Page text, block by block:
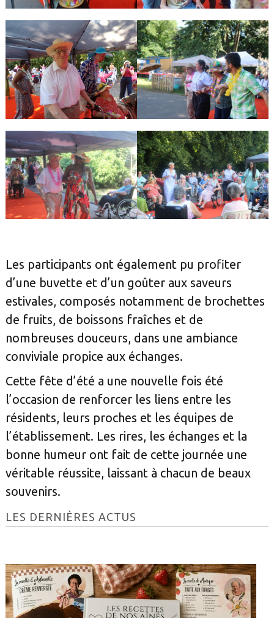
Les participants ont également pu profiter
d’une buvette et d’un goûter aux saveurs
estivales, composés notamment de brochettes
de fruits, de boissons fraîches et de
nombreuses douceurs, dans une ambiance
conviviale propice aux échanges.
Cette fête d’été a une nouvelle fois été
l’occasion de renforcer les liens entre les
résidents, leurs proches et les équipes de
l’établissement. Les rires, les échanges et la
bonne humeur ont fait de cette journée une
véritable réussite, laissant à chacun de beaux
souvenirs.
Barre
LES DERNIÈRES ACTUS